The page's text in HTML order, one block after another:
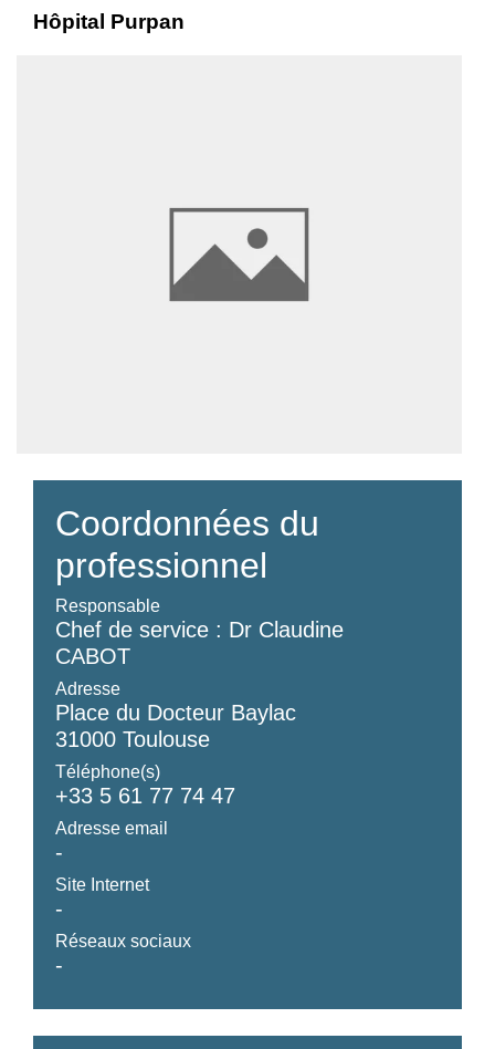
Hôpital Purpan
Coordonnées du
professionnel
Responsable
Chef de service : Dr Claudine
CABOT
Adresse
Place du Docteur Baylac
31000 Toulouse
Téléphone(s)
+33 5 61 77 74 47
Adresse email
-
Site Internet
-
Réseaux sociaux
-